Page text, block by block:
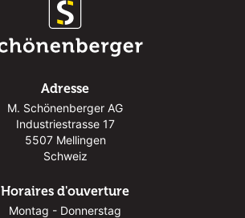
Adresse
M. Schönenberger AG
Industriestrasse 17
5507 Mellingen
Schweiz
Horaires d'ouverture
Montag - Donnerstag